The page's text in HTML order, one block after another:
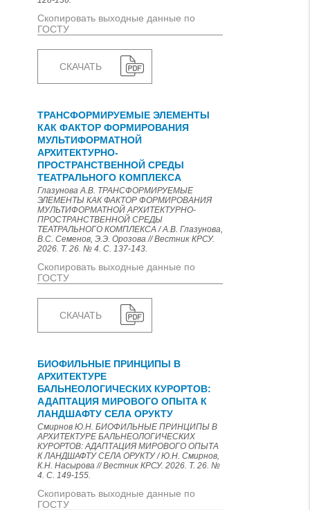
Скопировать выходные данные по
ГОСТУ
СКАЧАТЬ
ТРАНСФОРМИРУЕМЫЕ ЭЛЕМЕНТЫ
КАК ФАКТОР ФОРМИРОВАНИЯ
МУЛЬТИФОРМАТНОЙ
АРХИТЕКТУРНО-
ПРОСТРАНСТВЕННОЙ СРЕДЫ
ТЕАТРАЛЬНОГО КОМПЛЕКСА
Глазунова А.В. ТРАНСФОРМИРУЕМЫЕ
ЭЛЕМЕНТЫ КАК ФАКТОР ФОРМИРОВАНИЯ
МУЛЬТИФОРМАТНОЙ АРХИТЕКТУРНО-
ПРОСТРАНСТВЕННОЙ СРЕДЫ
ТЕАТРАЛЬНОГО КОМПЛЕКСА / А.В. Глазунова,
В.С. Семенов, Э.Э. Орозова // Вестник КРСУ.
2026. Т. 26. № 4. С. 137-143.
Скопировать выходные данные по
ГОСТУ
СКАЧАТЬ
БИОФИЛЬНЫЕ ПРИНЦИПЫ В
АРХИТЕКТУРЕ
БАЛЬНЕОЛОГИЧЕСКИХ КУРОРТОВ:
АДАПТАЦИЯ МИРОВОГО ОПЫТА К
ЛАНДШАФТУ СЕЛА ОРУКТУ
Смирнов Ю.Н. БИОФИЛЬНЫЕ ПРИНЦИПЫ В
АРХИТЕКТУРЕ БАЛЬНЕОЛОГИЧЕСКИХ
КУРОРТОВ: АДАПТАЦИЯ МИРОВОГО ОПЫТА
К ЛАНДШАФТУ СЕЛА ОРУКТУ / Ю.Н. Смирнов,
К.Н. Насырова // Вестник КРСУ. 2026. Т. 26. №
4. С. 149-155.
Скопировать выходные данные по
ГОСТУ